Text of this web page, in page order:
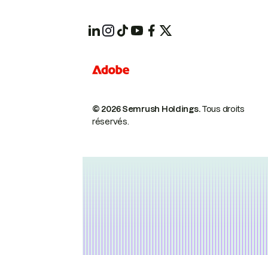
© 2026 Semrush Holdings.Tous droits
réservés.